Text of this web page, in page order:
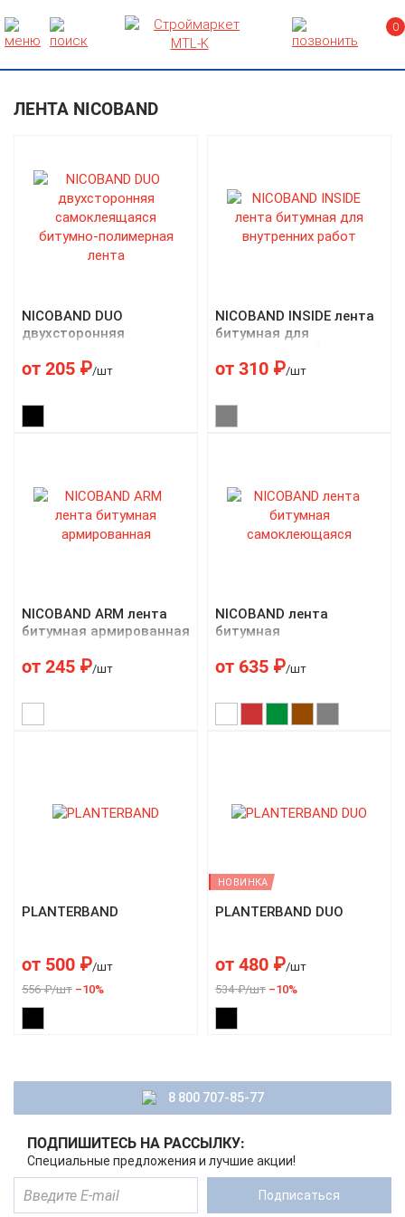
0
ЛЕНТА NICOBAND
NICOBAND DUO
двухсторонняя
битумно-полимерная
от 205 ₽/шт
NICOBAND INSIDE лента
битумная для
от 310 ₽/шт
NICOBAND ARM лента
битумная армированная
от 245 ₽/шт
NICOBAND лента
битумная
от 635 ₽/шт
PLANTERBAND
от 500 ₽/шт
556 ₽/шт –10%
НОВИНКА
PLANTERBAND DUO
от 480 ₽/шт
534 ₽/шт –10%
8 800 707-85-77
ПОДПИШИТЕСЬ НА РАССЫЛКУ:
Специальные предложения и лучшие акции!
Подписаться